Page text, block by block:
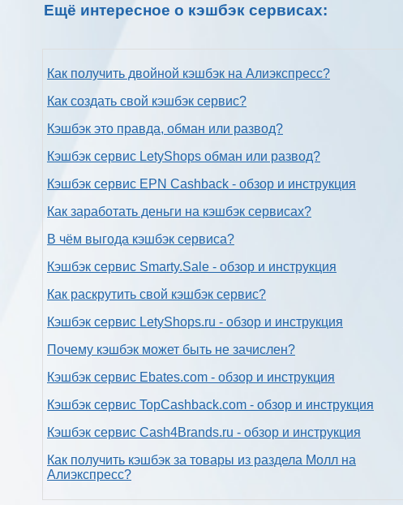
Ещё интересное о кэшбэк сервисах:
Как получить двойной кэшбэк на Алиэкспресс?
Как создать свой кэшбэк сервис?
Кэшбэк это правда, обман или развод?
Кэшбэк сервис LetyShops обман или развод?
Кэшбэк сервис EPN Cashback - обзор и инструкция
Как заработать деньги на кэшбэк сервисах?
В чём выгода кэшбэк сервиса?
Кэшбэк сервис Smarty.Sale - обзор и инструкция
Как раскрутить свой кэшбэк сервис?
Кэшбэк сервис LetyShops.ru - обзор и инструкция
Почему кэшбэк может быть не зачислен?
Кэшбэк сервис Ebates.com - обзор и инструкция
Кэшбэк сервис TopCashback.com - обзор и инструкция
Кэшбэк сервис Cash4Brands.ru - обзор и инструкция
Как получить кэшбэк за товары из раздела Молл на
Алиэкспресс?